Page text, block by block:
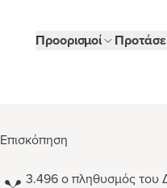
Προορισμοί
Επισκόπηση
3.496 ο πληθυσμός του